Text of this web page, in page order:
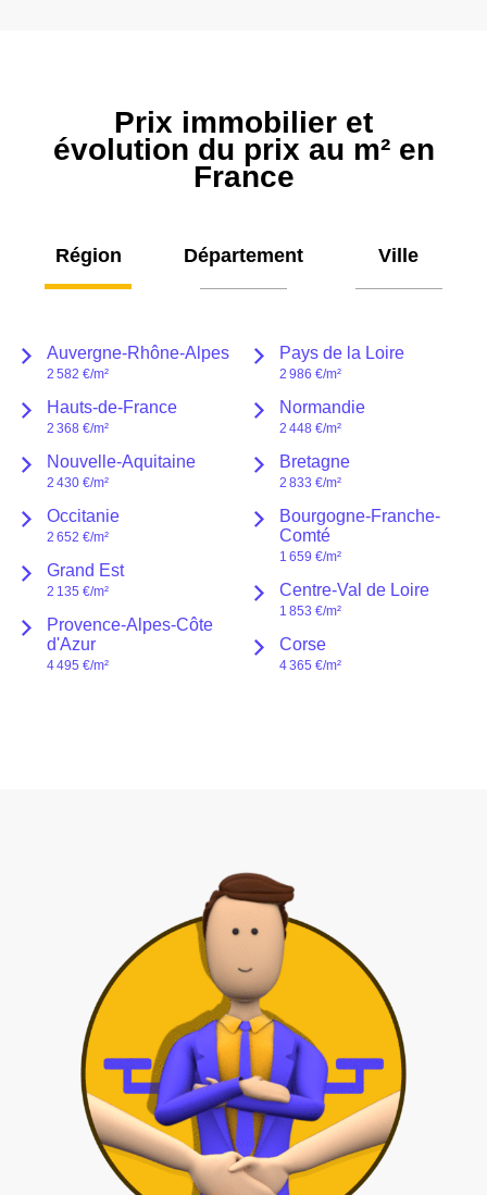
Prix immobilier et
évolution du prix au m² en
France
région département ville
Auvergne-Rhône-Alpes
2 582 €/m²
Hauts-de-France
2 368 €/m²
Nouvelle-Aquitaine
2 430 €/m²
Occitanie
2 652 €/m²
Grand Est
2 135 €/m²
Provence-Alpes-Côte
d'Azur
4 495 €/m²
Pays de la Loire
2 986 €/m²
Normandie
2 448 €/m²
Bretagne
2 833 €/m²
Bourgogne-Franche-
Comté
1 659 €/m²
Centre-Val de Loire
1 853 €/m²
Corse
4 365 €/m²